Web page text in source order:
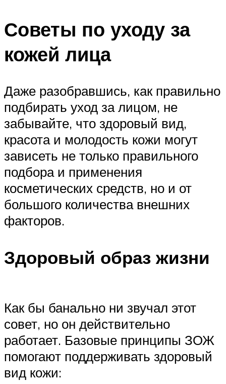
Советы по уходу за
кожей лица
Даже разобравшись, как правильно
подбирать уход за лицом, не
забывайте, что здоровый вид,
красота и молодость кожи могут
зависеть не только правильного
подбора и применения
косметических средств, но и от
большого количества внешних
факторов.
Здоровый образ жизни
Как бы банально ни звучал этот
совет, но он действительно
работает. Базовые принципы ЗОЖ
помогают поддерживать здоровый
вид кожи: